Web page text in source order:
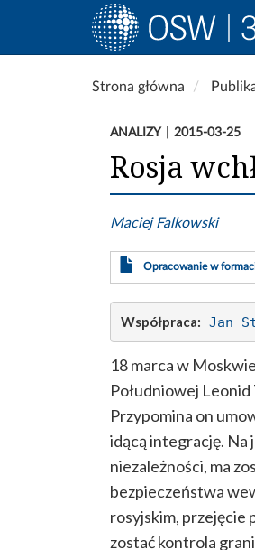
Main
navigation
Strona główna
ANALIZY 2015-03-25
Rosja
Maciej Falkowski
Opracowanie w
Współpraca: Jan
18 marca w
Południowej
Przypomina on
idącą integrację. Na
niezależności, ma
bezpieczeństwa
rosyjskim, przejęcie
zostać kontrola